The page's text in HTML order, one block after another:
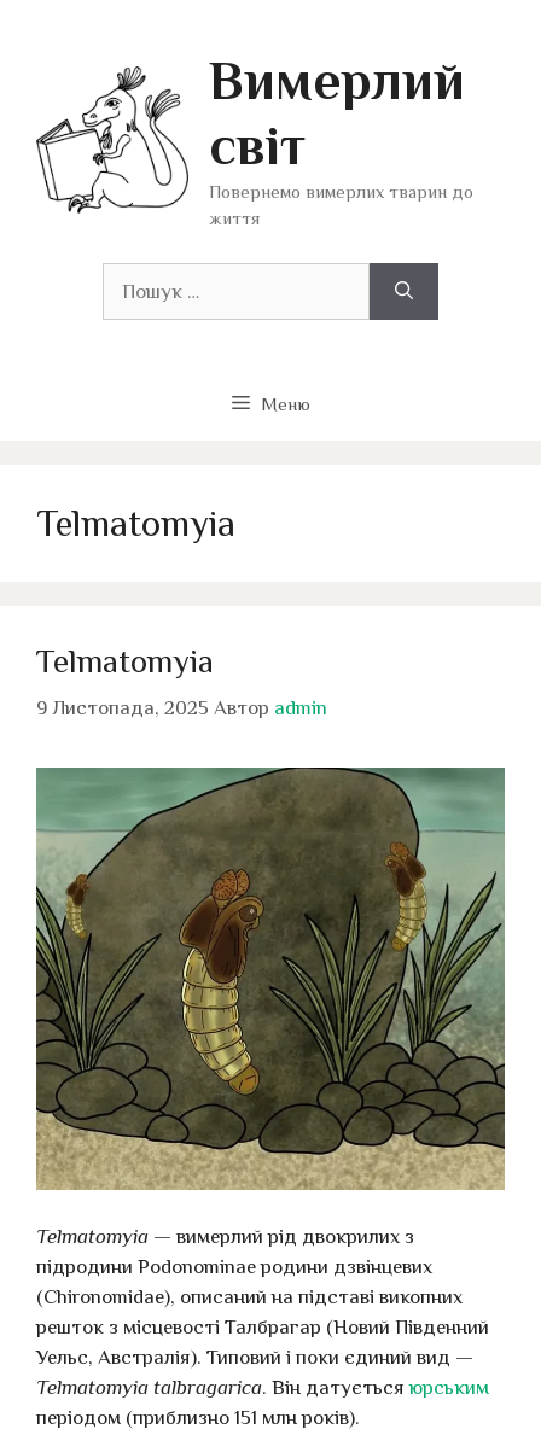
Вимерлий
світ
Повернемо вимерлих тварин до
життя
Меню
Telmatomyia
Telmatomyia
9 Листопада, 2025 Автор admin
Telmatomyia — вимерлий рід двокрилих з
підродини Podonominae родини дзвінцевих
(Chironomidae), описаний на підставі викопних
решток з місцевості Талбрагар (Новий Південний
Уельс, Австралія). Типовий і поки єдиний вид —
Telmatomyia talbragarica. Він датуєтьсяюрським
періодом (приблизно 151 млн років).